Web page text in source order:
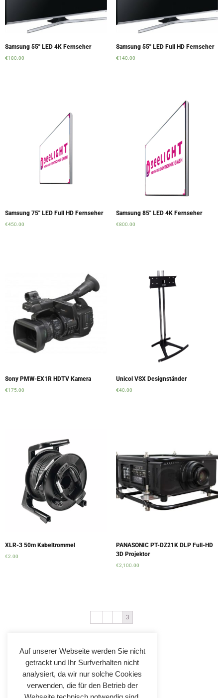
Samsung 55″ LED 4K Fernseher
€180.00
Samsung 55″ LED Full HD Fernseher
€140.00
Samsung 75″ LED Full HD Fernseher
€450.00
Samsung 85″ LED 4K Fernseher
€800.00
Sony PMW-EX1R HDTV Kamera
€175.00
Unicol VSX Designständer
€40.00
XLR-3 50m Kabeltrommel
€2.00
PANASONIC PT-DZ21K DLP Full-HD
3D Projektor
€2,100.00
3
Auf unserer Webseite werden Sie nicht
getrackt und Ihr Surfverhalten nicht
analysiert, da wir nur solche Cookies
verwenden, die für den Betrieb der